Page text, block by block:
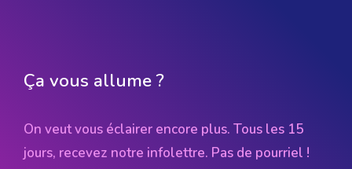
Ça vous allume ?
On veut vous éclairer encore plus. Tous les 15
jours, recevez notre infolettre. Pas de pourriel !